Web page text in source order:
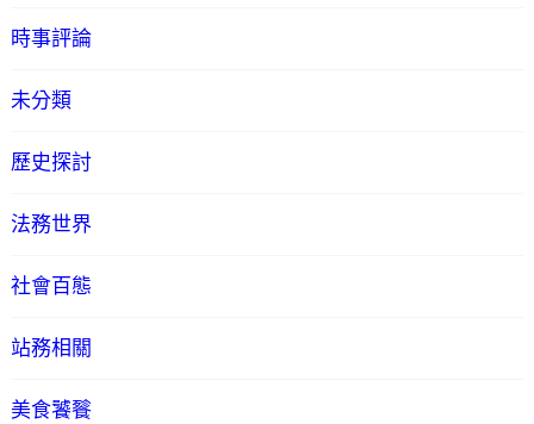
時事評論
未分類
歷史探討
法務世界
社會百態
站務相關
美食饕餮